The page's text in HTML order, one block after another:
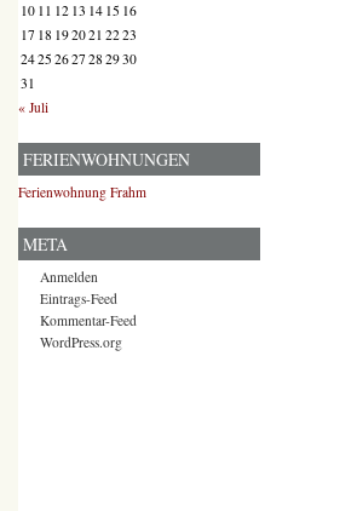
10 11 12 13 14 15 16
17 18 192021 2223
2425 2627 28 2930
31
« Juli
FERIENWOHNUNGEN
Ferienwohnung Frahm
META
Anmelden
Eintrags-Feed
Kommentar-Feed
WordPress.org